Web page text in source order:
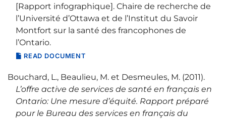
[Rapport infographique]. Chaire de recherche de
l’Université d’Ottawa et de l’Institut du Savoir
Montfort sur la santé des francophones de
l’Ontario.
READ DOCUMENT
Bouchard, L., Beaulieu, M. et Desmeules, M. (2011).
L’offre active de services de santé en français en
Ontario: Une mesure d’équité. Rapport préparé
pour le Bureau des services en français du